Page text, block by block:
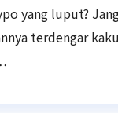
yang luput?
terdengar